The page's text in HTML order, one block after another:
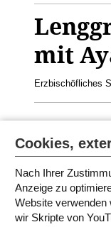
mit
Erzbischöfliches
10./11. Klasse
Cookies,
Nach Ihrer
Anzeige zu
Website verwenden
wir Skripte von